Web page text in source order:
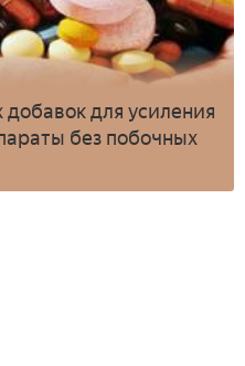
для усиления
без побочных